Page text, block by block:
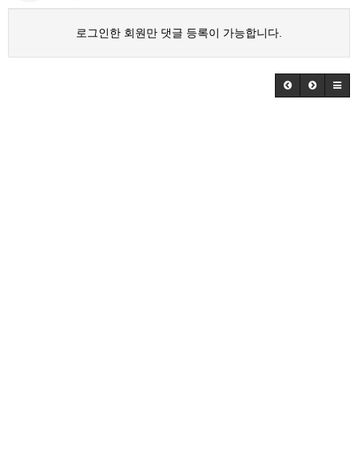
로그인한 회원만 댓글 등록이 가능합니다.